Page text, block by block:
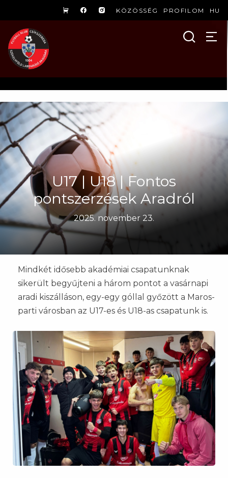
KÖZÖSSÉG PROFILOM HU
U17 | U18 | Fontos
pontszerzések Aradról
2025. november 23.
Mindkét idősebb akadémiai csapatunknak
sikerült begyűjteni a három pontot a vasárnapi
aradi kiszálláson, egy-egy góllal győzött a Maros-
parti városban az U17-es és U18-as csapatunk is.